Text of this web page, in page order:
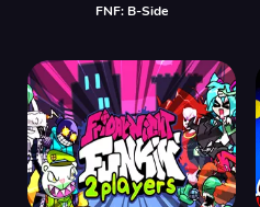
FNF: B-Side